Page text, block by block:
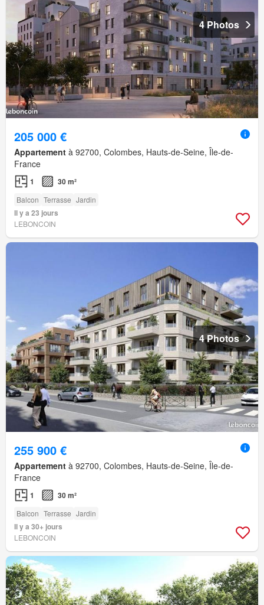
4 Photos
205 000 €
Appartement à 92700, Colombes, Hauts-de-Seine, Île-de-
France
1 30 m²
Balcon Terrasse Jardin
Il y a 23 jours
LEBONCOIN
4 Photos
255 900 €
Appartement à 92700, Colombes, Hauts-de-Seine, Île-de-
France
1 30 m²
Balcon Terrasse Jardin
Il y a 30+ jours
LEBONCOIN